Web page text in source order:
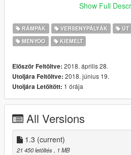
1.3
Added7 new mapsR*
Added7 new mapsR*
1.1.1
Added dynamic props that
1.1
Added10 new maps R*
Show Full
RÁMPÁK VERSENYPÁLYÁK ÚT
MENYOO
KIEMELT
Először Feltöltve: 2018. április 28.
Utoljára Feltöltve: 2018. június 19.
Utoljára Letöltött: 1 órája
All Versions
1.3 (current)
21 450 letöltés
, 1 MB